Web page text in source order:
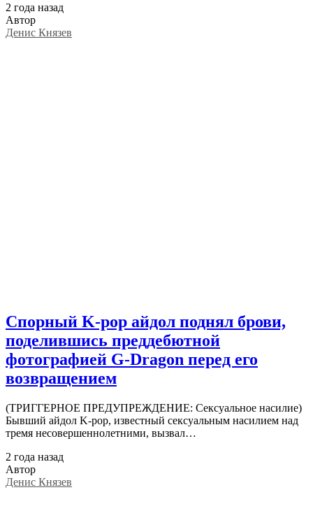
2 года назад
Автор
Денис Князев
Спорный K-pop айдол поднял брови,
поделившись преддебютной
фотографией G-Dragon перед его
возвращением
(ТРИГГЕРНОЕ ПРЕДУПРЕЖДЕНИЕ: Сексуальное насилие)
Бывший айдол K-pop, известный сексуальным насилием над
тремя несовершеннолетними, вызвал…
2 года назад
Автор
Денис Князев